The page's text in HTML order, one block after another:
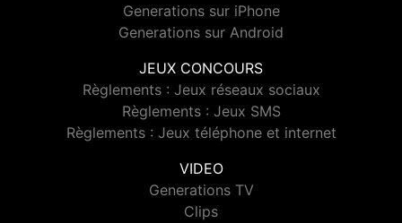
Generations sur iPhone
Generations sur Android
JEUX CONCOURS
Règlements : Jeux réseaux sociaux
Règlements : Jeux SMS
Règlements : Jeux téléphone et internet
VIDEO
Generations TV
Clips